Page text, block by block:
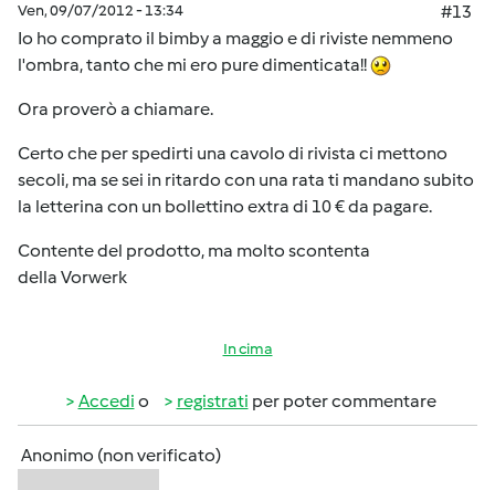
Ven, 09/07/2012 - 13:34
#13
Io ho comprato il bimby a maggio e di riviste nemmeno
l'ombra, tanto che mi ero pure dimenticata!!
Ora proverò a chiamare.
Certo che per spedirti una cavolo di rivista ci mettono
secoli, ma se sei in ritardo con una rata ti mandano subito
la letterina con un bollettino extra di 10 € da pagare.
Contente del prodotto, ma molto scontenta
della Vorwerk
In cima
Accedi o registrati per poter commentare
Anonimo (non verificato)